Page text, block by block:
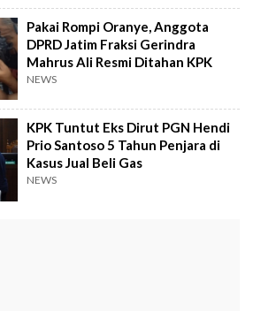
Pakai Rompi Oranye, Anggota
DPRD Jatim Fraksi Gerindra
Mahrus Ali Resmi Ditahan KPK
NEWS
KPK Tuntut Eks Dirut PGN Hendi
Prio Santoso 5 Tahun Penjara di
Kasus Jual Beli Gas
NEWS